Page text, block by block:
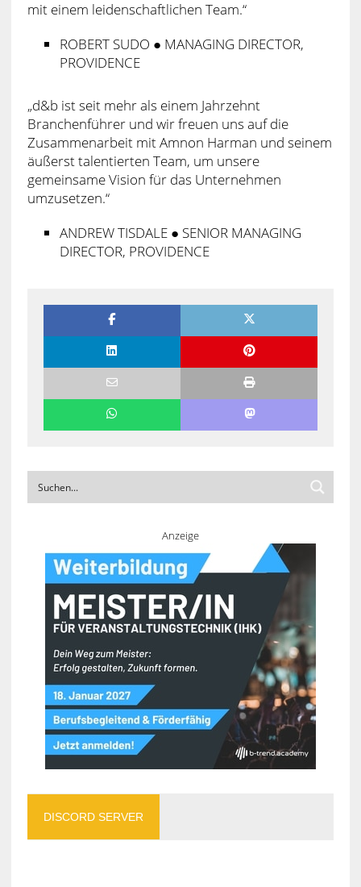
mit einem leidenschaftlichen Team.“
ROBERT SUDO ● MANAGING DIRECTOR,
PROVIDENCE
„d&b ist seit mehr als einem Jahrzehnt
Branchenführer und wir freuen uns auf die
Zusammenarbeit mit Amnon Harman und seinem
äußerst talentierten Team, um unsere
gemeinsame Vision für das Unternehmen
umzusetzen.“
ANDREW TISDALE ● SENIOR MANAGING
DIRECTOR, PROVIDENCE
Anzeige
DISCORD SERVER